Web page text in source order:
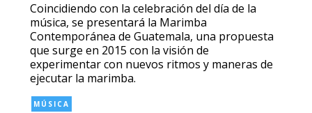
Coincidiendo con la celebración del día de la
música, se presentará la Marimba
Contemporánea de Guatemala, una propuesta
que surge en 2015 con la visión de
experimentar con nuevos ritmos y maneras de
ejecutar la marimba.
MÚSICA